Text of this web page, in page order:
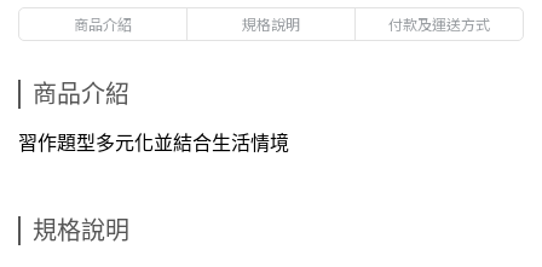
商品介紹 規格說明 付款及運送方式
商品介紹
習作題型多元化並結合生活情境
規格說明